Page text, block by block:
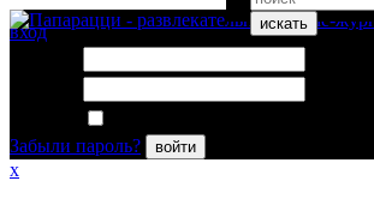
искать
вход
Забыли пароль?
войти
x